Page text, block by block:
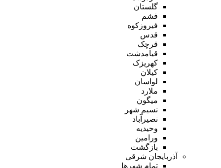
گلستان
فشم
فیروزکوه
قدس
قرچک
قیامدشت
کهریزک
کیلان
لواسان
ملارد
میگون
نسیم شهر
نصیرآباد
وحیدیه
ورامین
بازگشت
آذربایجان شرقی
تمام شهر‌ها